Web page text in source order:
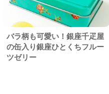
バラ柄も可愛い！銀座千疋屋
の缶入り銀座ひとくちフルー
ツゼリー